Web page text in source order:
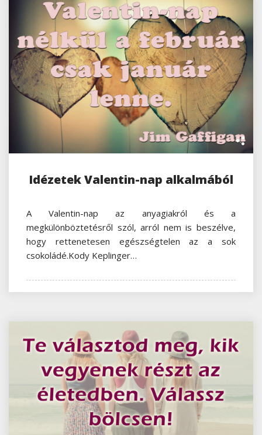
Idézetek Valentin-nap alkalmából
A Valentin-nap az anyagiakról és a
megkülönböztetésről szól, arról nem is beszélve,
hogy rettenetesen egészségtelen az a sok
csokoládé.Kody Keplinger…